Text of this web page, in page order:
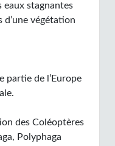
eaux stagnantes
végétation
partie de l’Europe
des Coléoptères
Polyphaga